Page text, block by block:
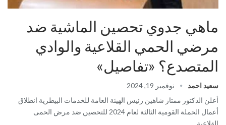
ماهي جدوي تحصين الماشية ضد
مرضي الحمي القلاعية والوادي
المتصدع؟ «تفاصيل»
سعيد احمد
نوفمبر 19, 2024
أعلن الدكتور ممتاز شاهين رئيس الهيئة العامة للخدمات البيطرية انطلاق
أعمال الحملة القومية الثالثة لعام 2024 للتحصين ضد مرض الحمى
القلاعية…